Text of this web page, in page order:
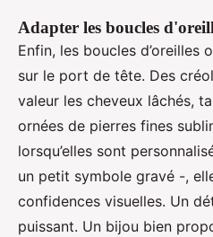
Adapter les boucles
Enfin, les boucles d’oreilles
sur le port de tête. Des
valeur les cheveux lâchés,
ornées de pierres fines
lorsqu’elles sont
un petit symbole gravé -,
confidences visuelles. Un
puissant. Un bijou bien